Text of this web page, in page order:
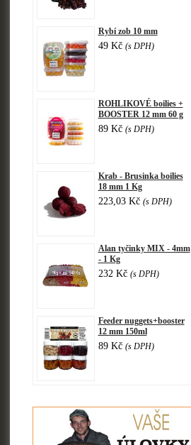
Rybí zob 10 mm
49 Kč (s DPH)
ROHLIKOVÉ boilies +
BOOSTER 12 mm 60 g
89 Kč (s DPH)
Krab - Brusinka boilies
18 mm 1 Kg
223,03 Kč (s DPH)
Alan tyčinky MIX - 4mm
- 1 Kg
232 Kč (s DPH)
Feeder nuggets+booster
12 mm 150ml
89 Kč (s DPH)